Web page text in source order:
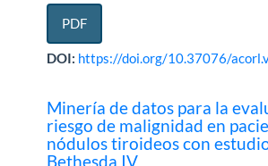
PDF
DOI: https://doi.org/10.37076/
Minería de datos para la
riesgo de malignidad en
nódulos tiroideos con
Bethesda IV